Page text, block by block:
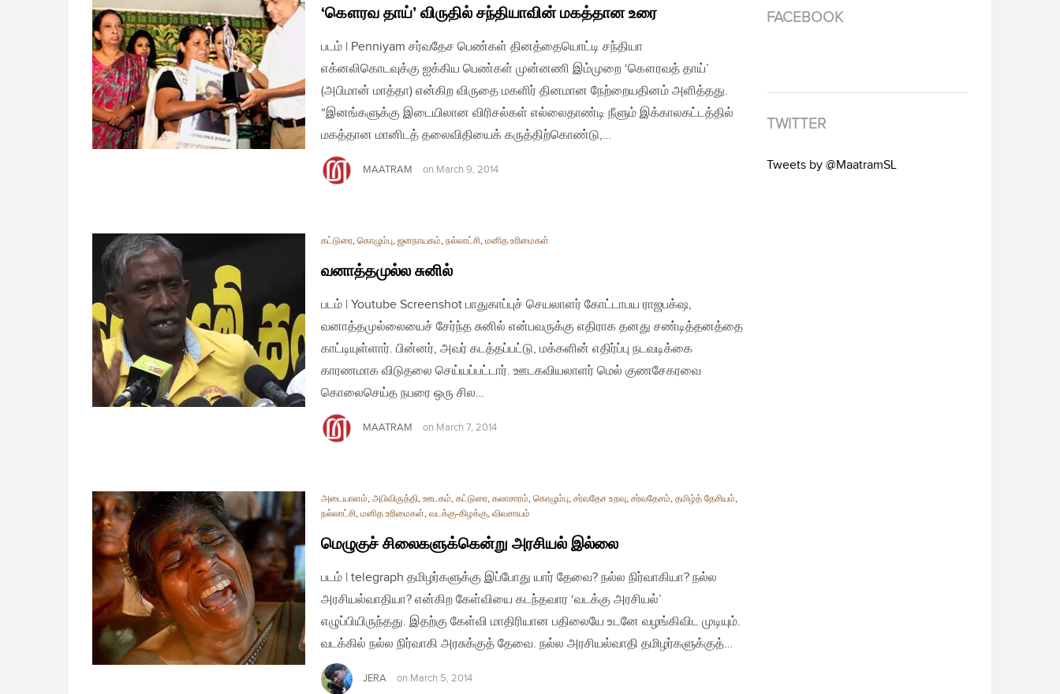
‘கௌரவ தாய்’ விருதில் சந்தியாவின் மகத்தான உரை
படம் | Penniyam சர்வதேச பெண்கள் தினத்தையொட்டி சந்தியா
எக்னலிகொடவுக்கு ஐக்கிய பெண்கள் முன்னணி இம்முறை ‘கௌரவத் தாய்’
(அபிமான் மாத்தா) என்கிற விருதை மகளிர் தினமான நேற்றையதினம் அளித்தது.
“இனங்களுக்கு இடையிலான விரிசல்கள் எல்லைதாண்டி நீளும் இக்காலகட்டத்தில்
மகத்தான மானிடத் தலைவிதியைக் கருத்திற்கொண்டு,…
MAATRAM on March 9, 2014
கட்டுரை, கொழும்பு, ஜனநாயகம், நல்லாட்சி, மனித உரிமைகள்
வனாத்தமுல்ல சுனில்
படம் | Youtube Screenshot பாதுகாப்புச் செயலாளர் கோட்டாபய ராஜபக்‌ஷ,
வனாத்தமுல்லையைச் சேர்ந்த சுனில் என்பவருக்கு எதிராக தனது சண்டித்தனத்தை
காட்டியுள்ளார். பின்னர், அவர் கடத்தப்பட்டு, மக்களின் எதிர்ப்பு நடவடிக்கை
காரணமாக விடுதலை செய்யப்பட்டார். ஊடகவியலாளர் மெல் குணசேகரவை
கொலைசெய்த நபரை ஒரு சில…
MAATRAM on March 7, 2014
அடையாளம், அபிவிருத்தி, ஊடகம், கட்டுரை, கலாசாரம், கொழும்பு, சர்வதேச உறவு, சர்வதேசம், தமிழ்த் தேசியம்,
நல்லாட்சி, மனித உரிமைகள், வடக்கு-கிழக்கு, விவசாயம்
மெழுகுச் சிலைகளுக்கென்று அரசியல் இல்லை
படம் | telegraph தமிழர்களுக்கு இப்போது யார் தேவை? நல்ல நிர்வாகியா? நல்ல
அரசியல்வாதியா? என்கிற கேள்வியை கடந்தவார ‘வடக்கு அரசியல்’
எழுப்பியிருந்தது. இதற்கு கேள்வி மாதிரியான பதிலையே உடனே வழங்கிவிட முடியும்.
வடக்கில் நல்ல நிர்வாகி அரசுக்குத் தேவை. நல்ல அரசியல்வாதி தமிழர்களுக்குத்…
JERA on March 5, 2014
FACEBOOK
TWITTER
Tweets by @MaatramSL